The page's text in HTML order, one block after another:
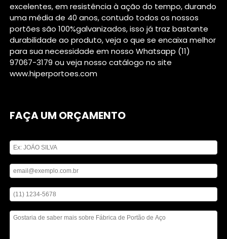
excelentes, em resistência à ação do tempo, durando
uma média de 40 anos, contudo todos os nossos
portões são 100%galvanizados, isso já traz bastante
durabilidade ao produto, veja o que se encaixa melhor
para sua necessidade em nosso Whatsapp (11)
97067-3179 ou veja nosso catálogo no site
www.hiperportoes.com
FAÇA UM ORÇAMENTO